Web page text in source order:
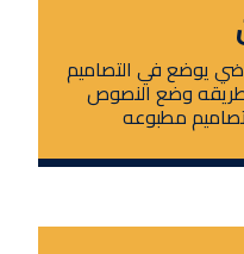
يوضع في التصاميم
طريقه وضع النصوص
مطبوعه